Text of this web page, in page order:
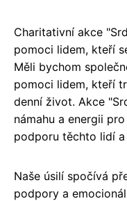
Charitativní akce
pomoci lidem, kteří
Měli bychom
pomoci lidem, kteří
denní život. Akce
námahu a energii
podporu těchto lidí
Naše úsilí spočívá
podpory a